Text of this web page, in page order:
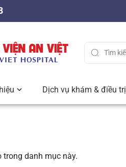
Dịch vụ khám & điều trị
trong danh mục này.